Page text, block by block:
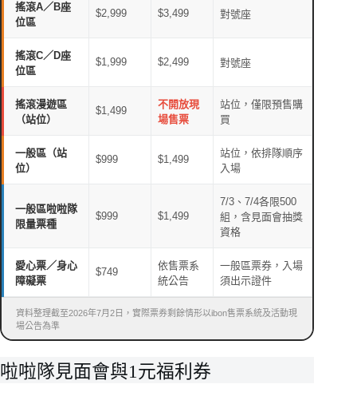
搖滾A／B座
位區
$2,999 $3,499 對號座
搖滾C／D座
位區
$1,999 $2,499 對號座
搖滾漫遊區
（站位）
$1,499
不開放現
場售票
站位，僅限預售購
買
一般區（站
位）
$999 $1,499
站位，依排隊順序
入場
一般區啦啦隊
限量票種
$999 $1,499
7/3、7/4各限500
組，含見面會抽獎
資格
愛心票／身心
障礙票
$749
依售票系
統公告
一般區票券，入場
須出示證件
資料整理截至2026年7月2日，實際票券剩餘情形以ibon售票系統及活動現
場公告為準
啦啦隊見面會與1元福利券